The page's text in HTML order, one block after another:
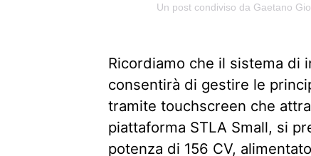
Un post condiviso da Gaetano
Ricordiamo che il sistema di
consentirà di gestire le
tramite touchscreen che
piattaforma STLA Small, si
potenza di 156 CV,